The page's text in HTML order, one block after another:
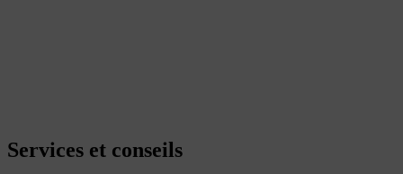
Services et conseils